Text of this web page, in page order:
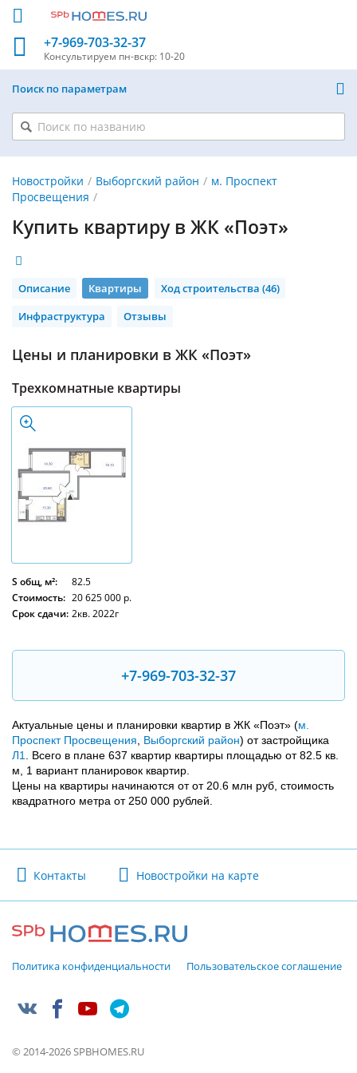
+7-969-703-32-37
Консультируем пн-вскр: 10-20
Поиск по параметрам
Новостройки Выборгский район
м. Проспект
Просвещения
Купить квартиру в ЖК «Поэт»
Описание Квартиры
Ход строительства (46)
Инфраструктура
Отзывы
Цены и планировки в ЖК «Поэт»
Трехкомнатные квартиры
S общ, м²:
82.5
Стоимость: 20 625 000 р.
Срок сдачи: 2кв. 2022г
+7-969-703-32-37
Актуальные цены и планировки квартир в ЖК «Поэт» (м.
Проспект Просвещения, Выборгский район) от застройщика
Л1. Всего в плане 637 квартир квартиры площадью от 82.5 кв.
м, 1 вариант планировок квартир.
Цены на квартиры начинаются от от 20.6 млн руб, стоимость
квадратного метра от 250 000 рублей.
Контакты Новостройки на карте
Политика конфиденциальности Пользовательское соглашение
© 2014-2026 SPBHOMES.RU